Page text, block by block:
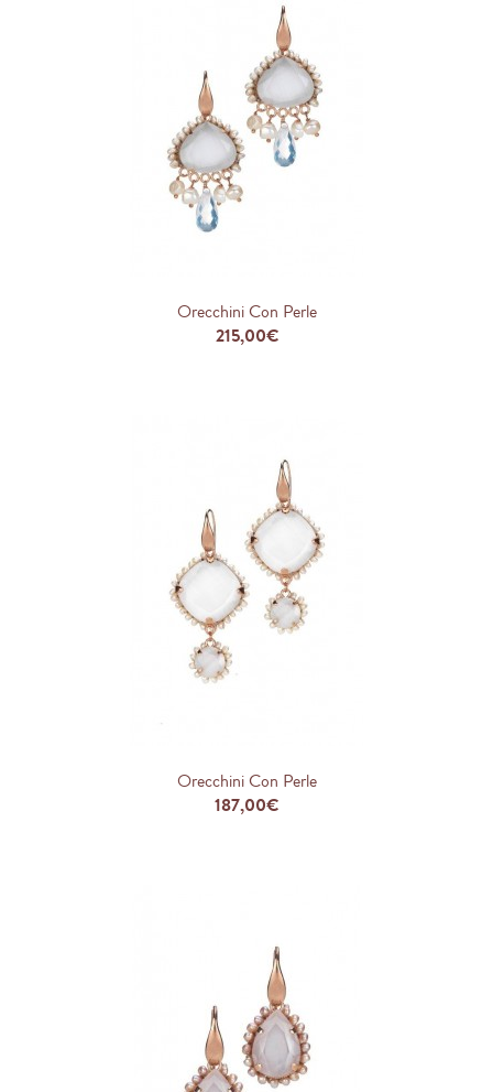
Orecchini Con Perle
215,00€
Orecchini Con Perle
187,00€